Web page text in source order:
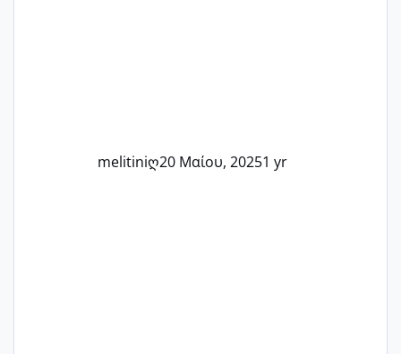
melitiniღ20 Μαίου, 20251 yr